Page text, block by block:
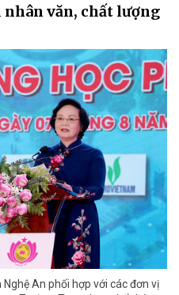
nhân văn, chất lượng
An phối hợp với các đơn vị